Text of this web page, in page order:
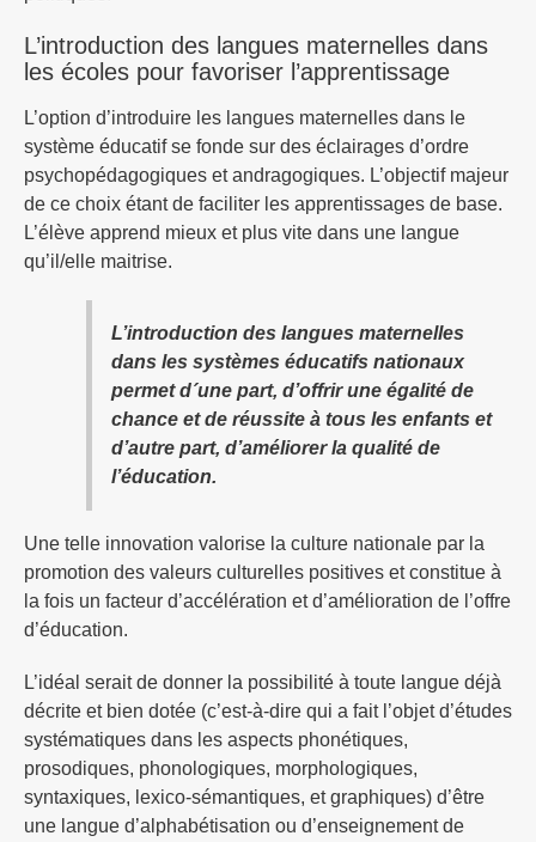
L’introduction des langues maternelles dans
les écoles pour favoriser l’apprentissage
L’option d’introduire les langues maternelles dans le
système éducatif se fonde sur des éclairages d’ordre
psychopédagogiques et andragogiques. L’objectif majeur
de ce choix étant de faciliter les apprentissages de base.
L’élève apprend mieux et plus vite dans une langue
qu’il/elle maitrise.
L’introduction des langues maternelles
dans les systèmes éducatifs nationaux
permet d´une part, d’offrir une égalité de
chance et de réussite à tous les enfants et
d’autre part, d’améliorer la qualité de
l’éducation.
Une telle innovation valorise la culture nationale par la
promotion des valeurs culturelles positives et constitue à
la fois un facteur d’accélération et d’amélioration de l’offre
d’éducation.
L’idéal serait de donner la possibilité à toute langue déjà
décrite et bien dotée (c’est-à-dire qui a fait l’objet d’études
systématiques dans les aspects phonétiques,
prosodiques, phonologiques, morphologiques,
syntaxiques, lexico-sémantiques, et graphiques) d’être
une langue d’alphabétisation ou d’enseignement de